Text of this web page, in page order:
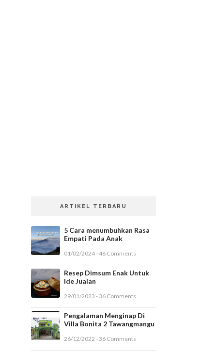
ARTIKEL TERBARU
5 Cara menumbuhkan Rasa
Empati Pada Anak
01/02/2024 - 46 Comments
Resep Dimsum Enak Untuk
Ide Jualan
29/01/2023 - 36 Comments
Pengalaman Menginap Di
Villa Bonita 2 Tawangmangu
26/12/2022 - 36 Comments